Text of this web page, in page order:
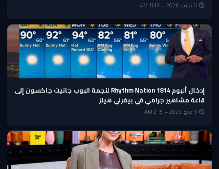
إدخال ألبوم Rhythm Nation 1814 لنجمة البوب جانيت جاكسون إلى
قاعة مشاهير جرامي في بيفرلي هيلز